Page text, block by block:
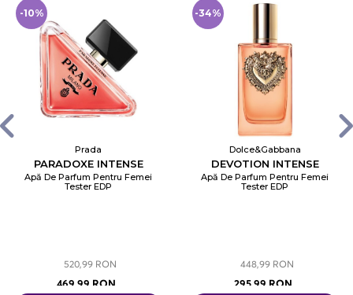
-10%
Prada
PARADOXE INTENSE
Apă De Parfum Pentru Femei
Tester EDP
520,99 RON
469,99 RON
-34%
Dolce&Gabbana
DEVOTION INTENSE
Apă De Parfum Pentru Femei
Tester EDP
448,99 RON
295,99 RON